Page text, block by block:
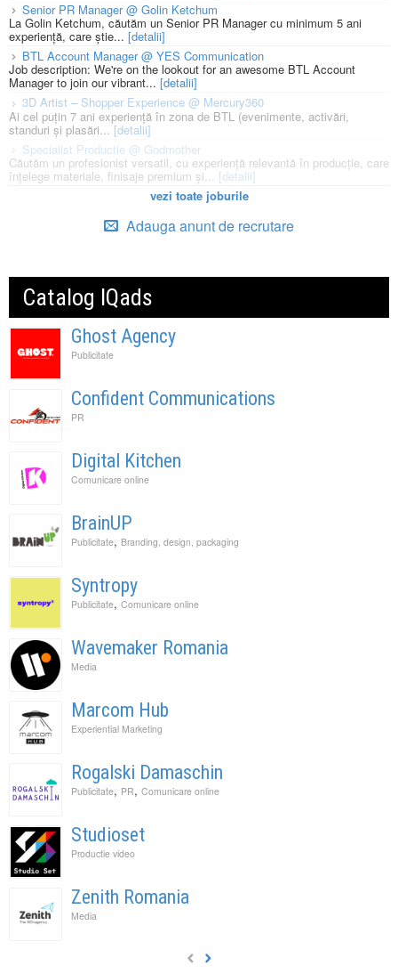
Senior PR Manager @ Golin Ketchum
La Golin Ketchum, căutăm un Senior PR Manager cu minimum 5 ani
experiență, care știe... [detalii]
BTL Account Manager @ YES Communication
Job description: We're on the lookout for an awesome BTL Account
Manager to join our vibrant... [detalii]
3D Artist – Shopper Experience @ Mercury360
Ai cel puțin 7 ani experiență în zona de BTL (evenimente, activări,
standuri și plasări...[detalii]
Specialist Productie @ Godmother
Căutăm un profesionist versatil, cu experiență relevantă în producție, care
înțelege materiale, finisaje premium și... [detalii]
vezi toate joburile
Adauga anunt de recrutare
Catalog IQads
Ghost Agency
Publicitate
Confident Communications
PR
Digital Kitchen
Comunicare online
BrainUP
Publicitate, Branding, design, packaging
Syntropy
Publicitate, Comunicare online
Wavemaker Romania
Media
Marcom Hub
Experiential Marketing
Rogalski Damaschin
Publicitate, PR, Comunicare online
Studioset
Productie video
Zenith Romania
Media